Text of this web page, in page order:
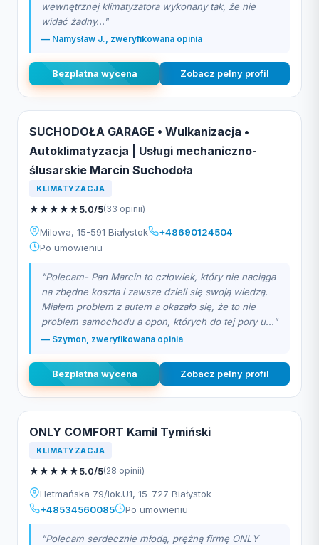
wewnętrznej klimatyzatora wykonany tak, że nie
widać żadny..."
— Namysław J., zweryfikowana opinia
Bezplatna wycena Zobacz pelny profil
SUCHODOŁA GARAGE • Wulkanizacja •
Autoklimatyzacja | Usługi mechaniczno-
ślusarskie Marcin Suchodoła
KLIMATYZACJA
★★★★★5.0/5(33 opinii)
Milowa, 15-591 Białystok
+48690124504
Po umowieniu
"Polecam- Pan Marcin to człowiek, który nie naciąga
na zbędne koszta i zawsze dzieli się swoją wiedzą.
Miałem problem z autem a okazało się, że to nie
problem samochodu a opon, których do tej pory u..."
— Szymon, zweryfikowana opinia
Bezplatna wycena Zobacz pelny profil
ONLY COMFORT Kamil Tymiński
KLIMATYZACJA
★★★★★5.0/5(28 opinii)
Hetmańska 79/lok.U1, 15-727 Białystok
+48534560085
Po umowieniu
"Polecam serdecznie młodą, prężną firmę ONLY